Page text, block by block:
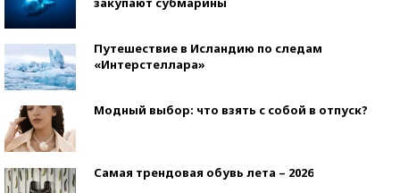
Путешествие в Исландию по следам
«Интерстеллара»
Модный выбор: что взять с собой в отпуск?
Самая трендовая обувь лета – 2026